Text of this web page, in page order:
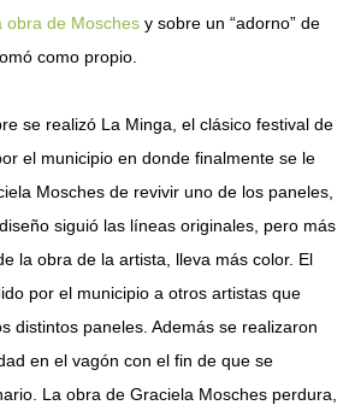
obra de Mosches y sobre un “adorno” de
como propio.
se realizó La Minga, el clásico festival de
el municipio en donde finalmente se le
Mosches de revivir uno de los paneles,
siguió las líneas originales, pero más
la obra de la artista, lleva más color. El
por el municipio a otros artistas que
distintos paneles. Además se realizaron
en el vagón con el fin de que se
La obra de Graciela Mosches perdura,